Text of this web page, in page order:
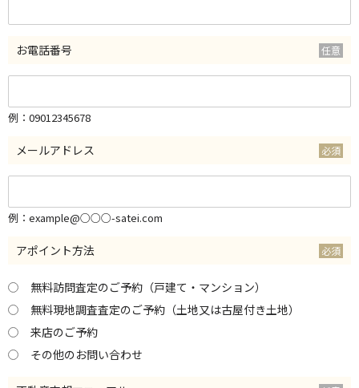
お電話番号
例：09012345678
メールアドレス
例：example@○○○-satei.com
アポイント方法
無料訪問査定のご予約（戸建て・マンション）
無料現地調査査定のご予約（土地又は古屋付き土地）
来店のご予約
その他のお問い合わせ